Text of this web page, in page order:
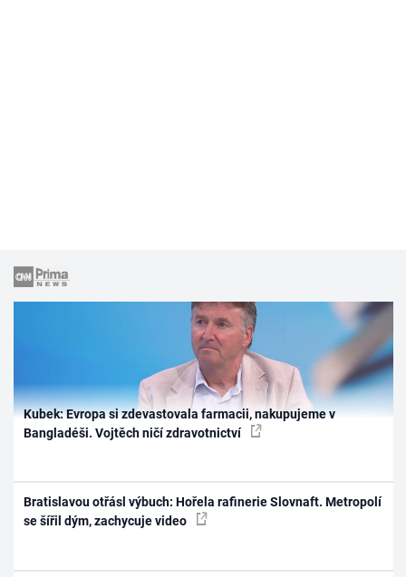
Kubek: Evropa si zdevastovala farmacii, nakupujeme v
Bangladéši. Vojtěch ničí zdravotnictví
Bratislavou otřásl výbuch: Hořela rafinerie Slovnaft. Metropolí
se šířil dým, zachycuje video